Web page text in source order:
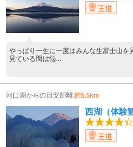
王道
やっぱり一生に一度はみんな生富士山を
見ている間は悩...
河口湖からの目安距離約5.5km
西湖（体験
王道